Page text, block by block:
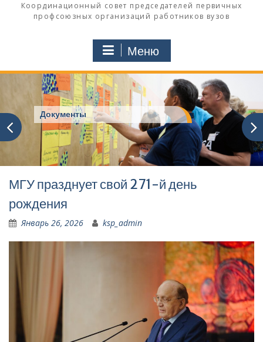
Координационный совет председателей первичных
профсоюзных организаций работников вузов
Меню
Документы
МГУ празднует свой 271-й день
рождения
Январь 26, 2026 ksp_admin